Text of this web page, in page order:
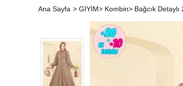
Ana Sayfa > GİYİM> Kombin> Bağcık